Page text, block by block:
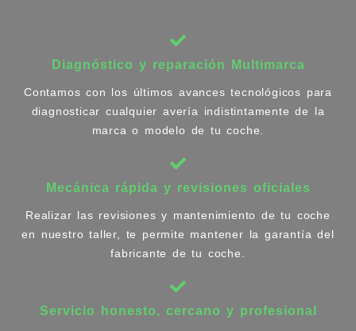
Diagnóstico y reparación Multimarca
Contamos con los últimos avances tecnológicos para
diagnosticar cualquier avería indistintamente de la
marca o modelo de tu coche.
Mecánica rápida y revisiones oficiales
Realizar las revisiones y mantenimiento de tu coche
en nuestro taller, te permite mantener la garantía del
fabricante de tu coche.
Servicio honesto, cercano y profesional